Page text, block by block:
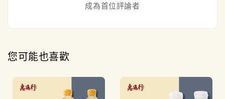
成為首位評論者
您可能也喜歡